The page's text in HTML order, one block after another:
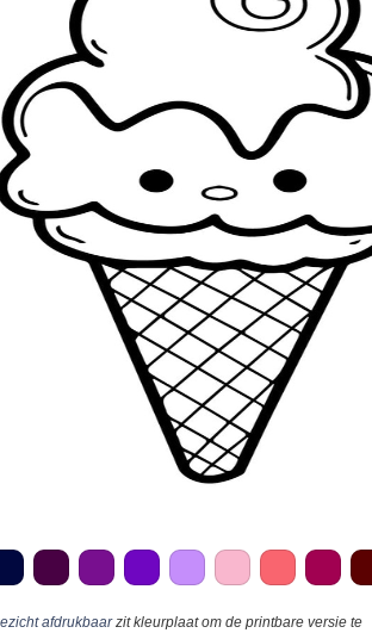
afdrukbaarzit kleurplaat om de printbare versie te